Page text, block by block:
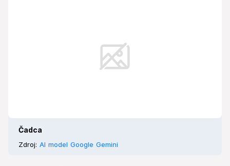
Čadca
Zdroj: AI model Google Gemini